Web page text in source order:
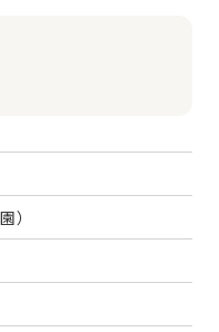
）